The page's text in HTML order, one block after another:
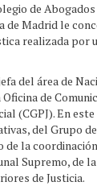
de
de Madrid le
realizada por
del área de
de
(CGPJ). En
del Grupo
de la
Supremo, de
de Justicia.